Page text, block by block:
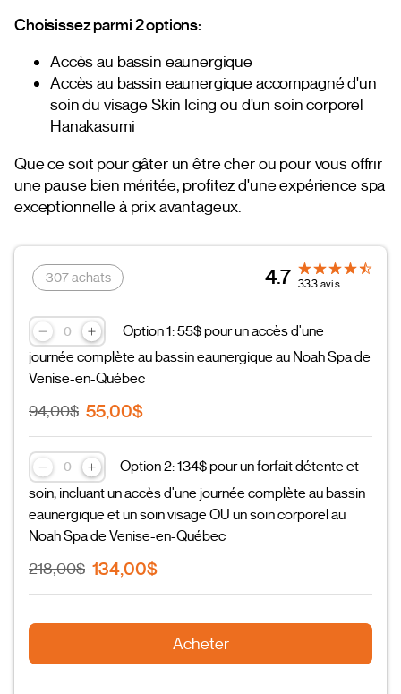
Choisissez parmi 2 options:
Accès au bassin eaunergique
Accès au bassin eaunergique accompagné d'un
soin du visage Skin Icing ou d'un soin corporel
Hanakasumi
Que ce soit pour gâter un être cher ou pour vous offrir
une pause bien méritée, profitez d'une expérience spa
exceptionnelle à prix avantageux.
307 achats 4.7 333 avis
Option 1: 55$ pour un accès d'une
journée complète au bassin eaunergique au Noah Spa de
Venise-en-Québec
94,00$ 55,00$
Option 2: 134$ pour un forfait détente et
soin, incluant un accès d'une journée complète au bassin
eaunergique et un soin visage OU un soin corporel au
Noah Spa de Venise-en-Québec
218,00$ 134,00$
Acheter